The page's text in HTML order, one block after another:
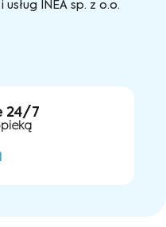
INEA sp. z o.o.
24/7